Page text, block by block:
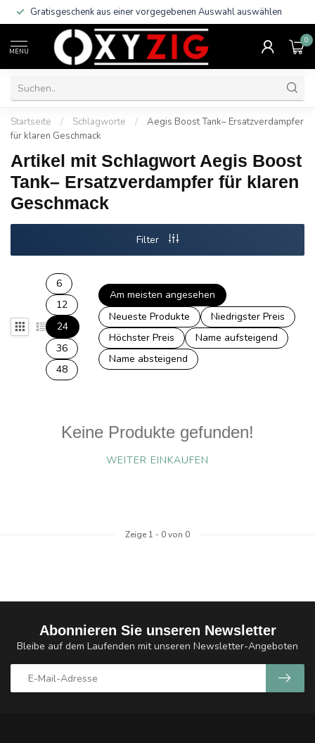
Gratisgeschenk aus einer vorgegebenen Auswahl auswählen
MENU
0
Startseite / Schlagworte /
Aegis Boost Tank– Ersatzverdampfer
für klaren Geschmack
Artikel mit Schlagwort Aegis Boost
Tank– Ersatzverdampfer für klaren
Geschmack
Filter
6
12
24
36
48
Am meisten angesehen
Neueste Produkte
Niedrigster Preis
Höchster Preis
Name aufsteigend
Name absteigend
Keine Produkte gefunden!
WEITER EINKAUFEN
Zeige 1 - 0von 0
Abonnieren Sie unseren Newsletter
Bleibe auf dem Laufenden mit unseren Newsletter-Angeboten